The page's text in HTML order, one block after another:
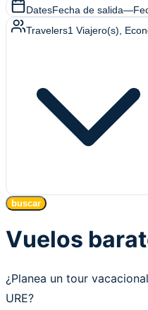
DatesFecha de salida—
Travelers1 Viajero(s) ,
buscar
Vuelos
¿Planea un tour
URE?